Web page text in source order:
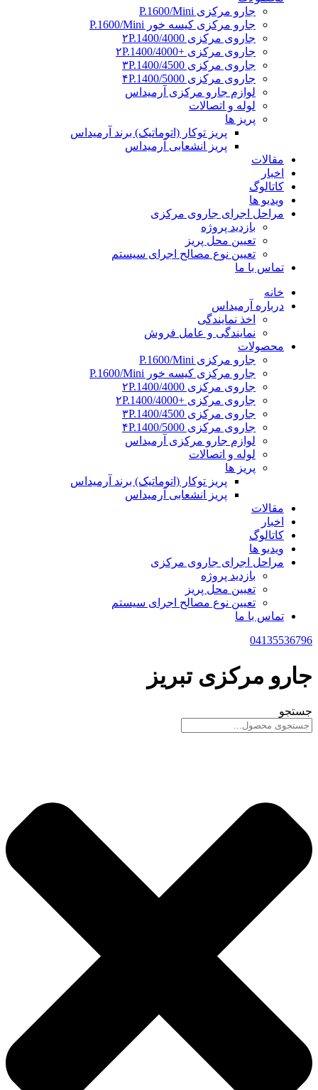
جارو مرکزی P.1600/Mini
جارو مرکزی کیسه خور P.1600/Mini
جاروی مرکزی ۲P.1400/4000
جاروی مرکزی +۲P.1400/4000
جاروی مرکزی ۳P.1400/4500
جاروی مرکزی ۴P.1400/5000
لوازم جارو مرکزی آرمیداس
لوله و اتصالات
پریز ها
پریز توکار (اتوماتیک) برند آرمیداس
پریز انشعابی آرمیداس
مقالات
اخبار
کاتالوگ
ویدیو ها
مراحل اجرای جاروی مرکزی
بازدید پروژه
تعیین محل پریز
تعیین نوع مصالح اجرای سیستم
تماس با ما
خانه
درباره آرمیداس
اخذ نمایندگی
نمایندگی و عامل فروش
محصولات
جارو مرکزی P.1600/Mini
جارو مرکزی کیسه خور P.1600/Mini
جاروی مرکزی ۲P.1400/4000
جاروی مرکزی +۲P.1400/4000
جاروی مرکزی ۳P.1400/4500
جاروی مرکزی ۴P.1400/5000
لوازم جارو مرکزی آرمیداس
لوله و اتصالات
پریز ها
پریز توکار (اتوماتیک) برند آرمیداس
پریز انشعابی آرمیداس
مقالات
اخبار
کاتالوگ
ویدیو ها
مراحل اجرای جاروی مرکزی
بازدید پروژه
تعیین محل پریز
تعیین نوع مصالح اجرای سیستم
تماس با ما
04135536796
جارو مرکزی تبریز
جستجو